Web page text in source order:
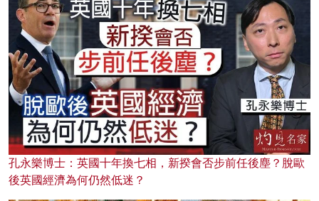
孔永樂博士：英國十年換七相，新揆會否步前任後塵？脫歐
後英國經濟為何仍然低迷？